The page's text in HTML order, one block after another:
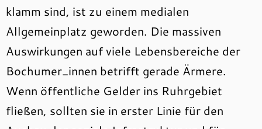
klamm sind, ist zu einem medialen
Allgemeinplatz geworden. Die massiven
Auswirkungen auf viele Lebensbereiche der
Bochumer_innen betrifft gerade Ärmere.
Wenn öffentliche Gelder ins Ruhrgebiet
fließen, sollten sie in erster Linie für den